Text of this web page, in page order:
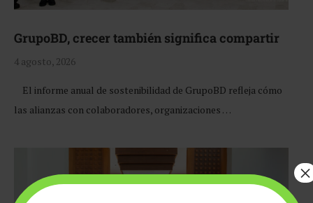
GrupoBD, crecer también significa compartir
4 agosto, 2026
El informe anual de sostenibilidad de GrupoBD refleja cómo
las alianzas con colaboradores, organizaciones …
×